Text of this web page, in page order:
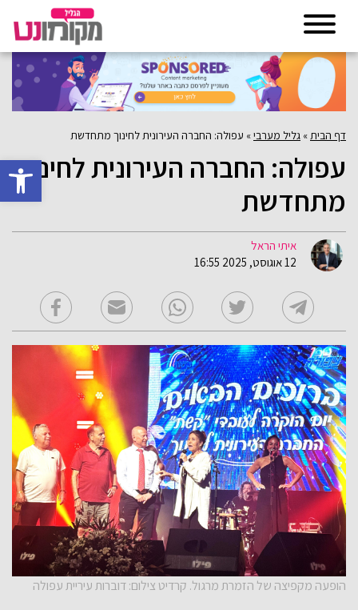
פתח
דף הבית » גליל מערבי» עפולה: החברה העירונית לחינוך מתחדשת
עפולה: החברה העירונית לחינוך
מתחדשת
איתי הראל
12 אוגוסט, 2025 16:55
הופעה מקפיצה של הזמרת מרגול. קרדיט צילום: דוברות עיריית עפולה